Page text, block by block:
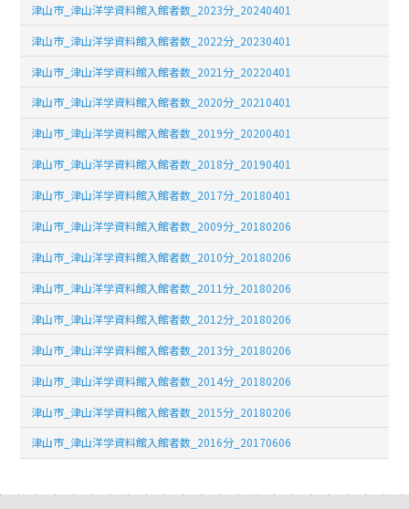
津山市_津山洋学資料館入館者数_2023分_20240401
津山市_津山洋学資料館入館者数_2022分_20230401
津山市_津山洋学資料館入館者数_2021分_20220401
津山市_津山洋学資料館入館者数_2020分_20210401
津山市_津山洋学資料館入館者数_2019分_20200401
津山市_津山洋学資料館入館者数_2018分_20190401
津山市_津山洋学資料館入館者数_2017分_20180401
津山市_津山洋学資料館入館者数_2009分_20180206
津山市_津山洋学資料館入館者数_2010分_20180206
津山市_津山洋学資料館入館者数_2011分_20180206
津山市_津山洋学資料館入館者数_2012分_20180206
津山市_津山洋学資料館入館者数_2013分_20180206
津山市_津山洋学資料館入館者数_2014分_20180206
津山市_津山洋学資料館入館者数_2015分_20180206
津山市_津山洋学資料館入館者数_2016分_20170606